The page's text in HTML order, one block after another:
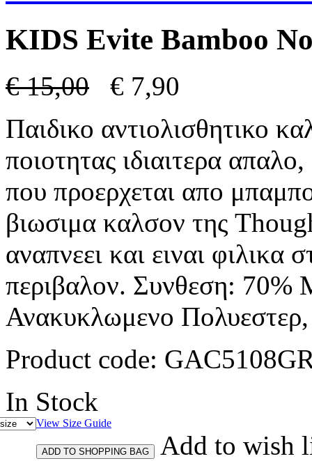
KIDS Evite Bamboo
€15,00 € 7,90
Παιδικο αντιολισθητικο
ποιοτητας ιδιαιτερα
που προερχεται απο
βιωσιμα καλσον της
αναπνεει και ειναι φιλικα
περιβαλον. Συνθεση:
Ανακυκλωμενο
Product code:
In Stock
View Size Guide
Add to wish